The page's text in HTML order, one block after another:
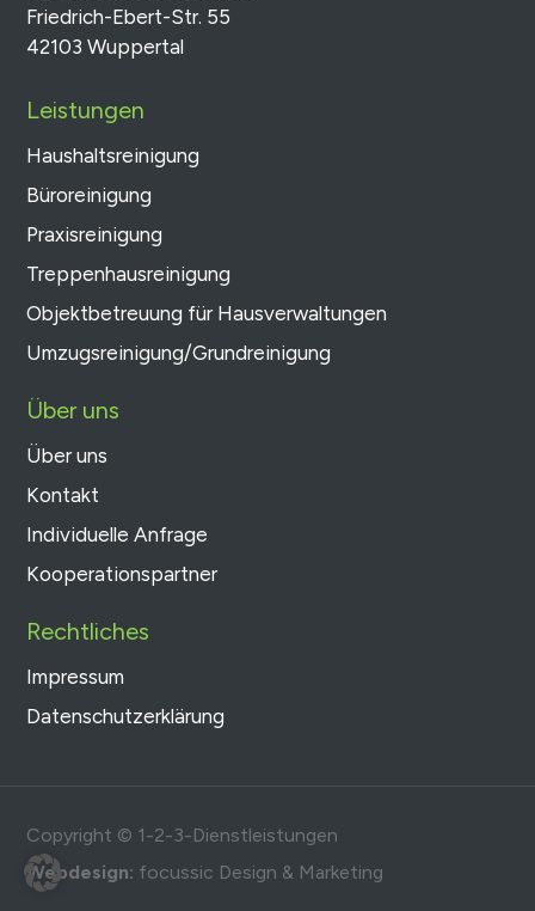
Friedrich-Ebert-Str. 55
42103 Wuppertal
Leistungen
Haushaltsreinigung
Büroreinigung
Praxisreinigung
Treppenhausreinigung
Objektbetreuung für Hausverwaltungen
Umzugsreinigung/Grundreinigung
Über uns
Über uns
Kontakt
Individuelle Anfrage
Kooperationspartner
Rechtliches
Impressum
Datenschutzerklärung
Copyright © 1-2-3-Dienstleistungen
Webdesign: focussic Design & Marketing